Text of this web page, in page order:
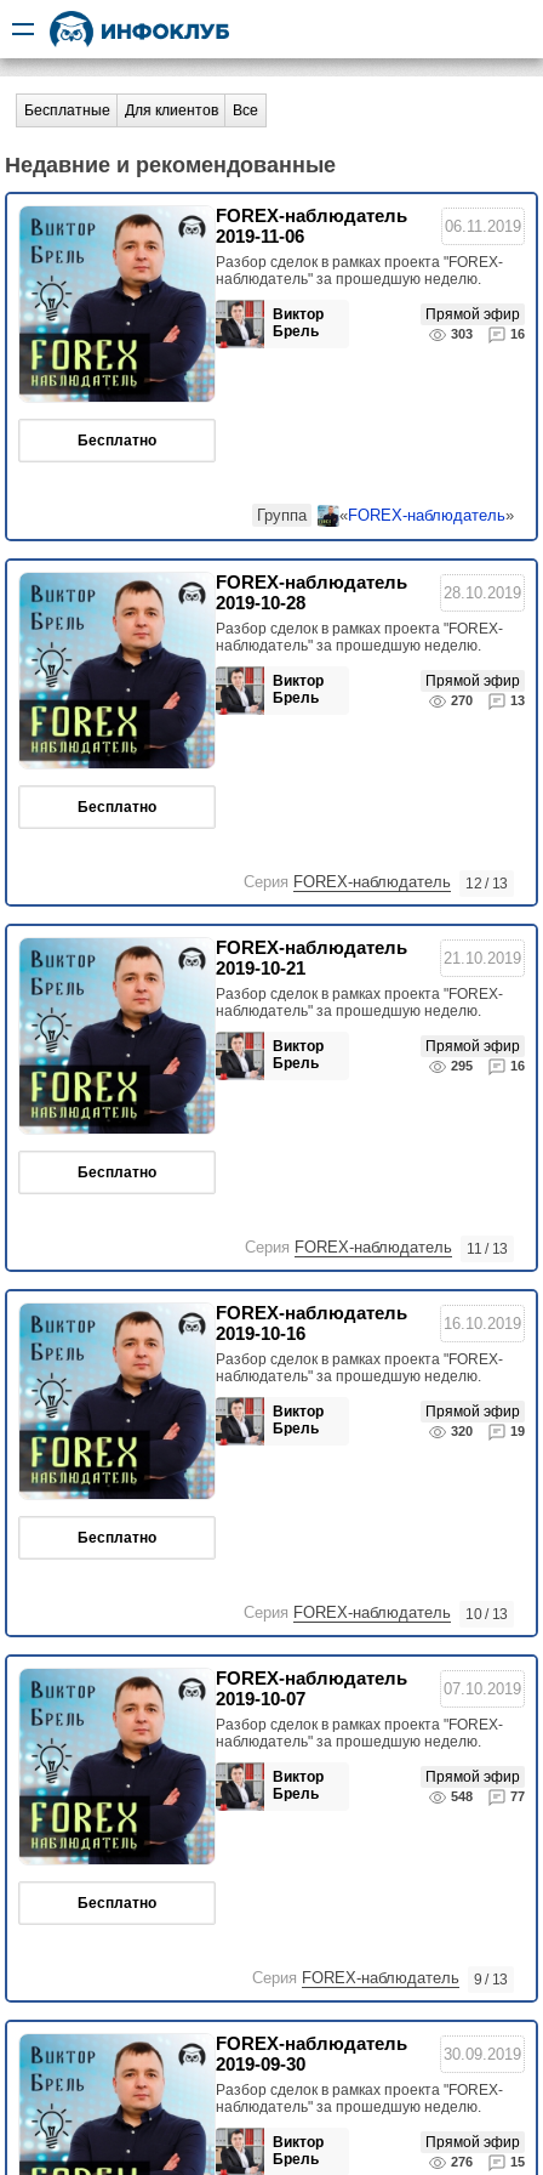
Бесплатные Для клиентов Все
Недавние и рекомендованные
Бесплатно
06.11.2019
FOREX-наблюдатель
2019-11-06
Разбор сделок в рамках проекта "FOREX-
наблюдатель" за прошедшую неделю.
Виктор
Брель
Прямой эфир
303 16
Группа «FOREX-наблюдатель»
Бесплатно
28.10.2019
FOREX-наблюдатель
2019-10-28
Разбор сделок в рамках проекта "FOREX-
наблюдатель" за прошедшую неделю.
Виктор
Брель
Прямой эфир
270 13
Серия FOREX-наблюдатель 12 / 13
Бесплатно
21.10.2019
FOREX-наблюдатель
2019-10-21
Разбор сделок в рамках проекта "FOREX-
наблюдатель" за прошедшую неделю.
Виктор
Брель
Прямой эфир
295 16
Серия FOREX-наблюдатель 11 / 13
Бесплатно
16.10.2019
FOREX-наблюдатель
2019-10-16
Разбор сделок в рамках проекта "FOREX-
наблюдатель" за прошедшую неделю.
Виктор
Брель
Прямой эфир
320 19
Серия FOREX-наблюдатель 10 / 13
Бесплатно
07.10.2019
FOREX-наблюдатель
2019-10-07
Разбор сделок в рамках проекта "FOREX-
наблюдатель" за прошедшую неделю.
Виктор
Брель
Прямой эфир
548 77
Серия FOREX-наблюдатель 9 / 13
30.09.2019
FOREX-наблюдатель
2019-09-30
Разбор сделок в рамках проекта "FOREX-
наблюдатель" за прошедшую неделю.
Виктор
Брель
Прямой эфир
276 15